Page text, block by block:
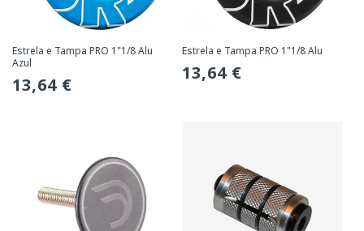
Estrela e Tampa PRO 1"1/8 Alu
Azul
Preço
13,64 €
Estrela e Tampa PRO 1"1/8 Alu
Preço
13,64 €